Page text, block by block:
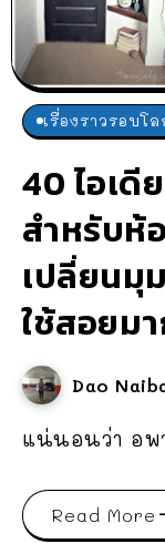
เรื่องราวรอบโล
40 ไอเดี
สำหรับห้
เปลี่ยนมุ
ใช้สอยม
Dao
แน่นอนว่า อพ
Read More